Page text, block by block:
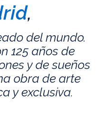
,
del mundo.
125 años de
y de sueños
obra de arte
y exclusiva.